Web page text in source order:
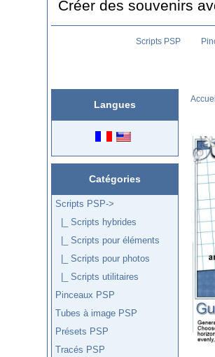
Créer des souvenirs
Scripts PSP
Langues
Catégories
Scripts PSP->
|_ Scripts hybrides
|_ Scripts pour éléments
|_ Scripts pour photos
|_ Scripts utilitaires
Pinceaux PSP
Tubes à image PSP
Présets PSP
Tracés PSP